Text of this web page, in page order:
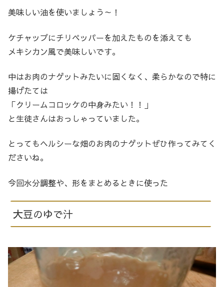
美味しい油を使いましょう～！
ケチャップにチリペッパーを加えたものを添えても
メキシカン風で美味しいです。
中はお肉のナゲットみたいに固くなく、柔らかなので特に
揚げたては
「クリームコロッケの中身みたい！！」
と生徒さんはおっしゃっていました。
とってもヘルシーな畑のお肉のナゲットぜひ作ってみてく
ださいね。
今回水分調整や、形をまとめるときに使った
大豆のゆで汁